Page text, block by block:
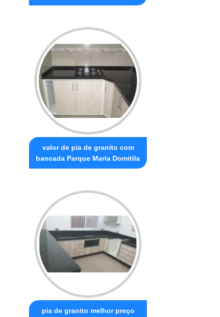
valor de pia de granito com
bancada Parque Maria Domitila
pia de granito melhor preço